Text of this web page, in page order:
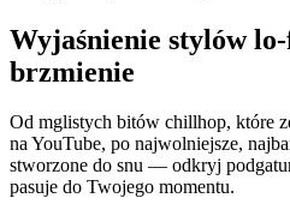
Wyjaśnienie stylów
brzmienie
Od mglistych bitów chillhop, które
na YouTube, po najwolniejsze,
stworzone do snu — odkryj
pasuje do Twojego momentu.